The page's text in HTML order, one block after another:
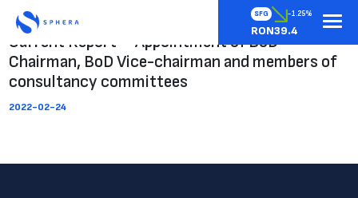
SFG -1.25%
RON39.4
Current Report – Appointment of BoD
Chairman, BoD Vice-chairman and members of
consultancy committees
2022-02-24